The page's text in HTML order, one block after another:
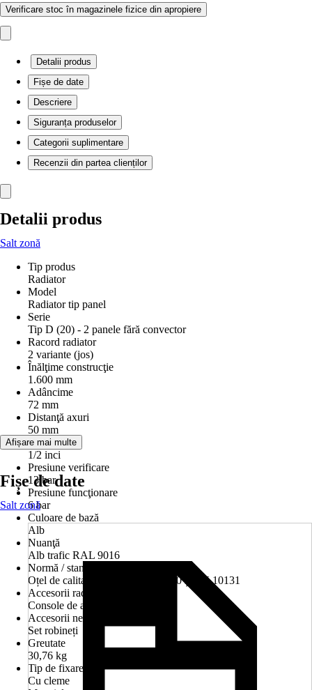
Verificare stoc în magazinele fizice din apropiere
Detalii produs
Fișe de date
Descriere
Siguranța produselor
Categorii suplimentare
Recenzii din partea clienților
Detalii produs
Salt zonă
Tip produs
Radiator
Model
Radiator tip panel
Serie
Tip D (20) - 2 panele fără convector
Racord radiator
2 variante (jos)
Înălţime construcţie
1.600 mm
Adâncime
72 mm
Distanţă axuri
50 mm
Racord
1/2 inci
Presiune verificare
13 bar
Presiune funcţionare
6 bar
Culoare de bază
Alb
Nuanţă
Alb trafic RAL 9016
Normă / standard
Oțel de calitate conform EN 10130 și EN 10131
Accesorii radiator incluse
Console de ancorare
Accesorii necesare
Set robineți
Greutate
30,76 kg
Tip de fixare
Cu cleme
Afișare mai multe
Fișe de date
Salt zonă